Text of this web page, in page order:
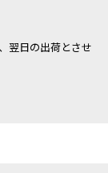
翌日の出荷とさせ